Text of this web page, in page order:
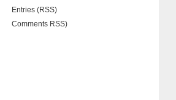
Entries (RSS)
Comments RSS)